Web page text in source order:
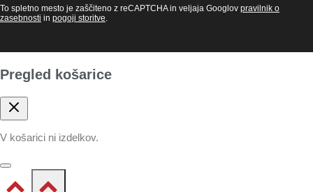
To spletno mesto je zaščiteno z reCAPTCHA in veljaja Googlov pravilnik o
zasebnosti in pogoji storitve.
Pregled košarice
V košarici ni izdelkov.